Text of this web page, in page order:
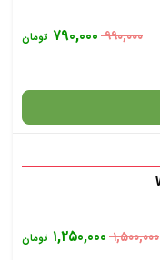
۹۹۰,۰۰۰ ۷۹۰,۰۰۰ تومان
۱,۵۰۰,۰۰۰ ۱,۲۵۰,۰۰۰ تومان